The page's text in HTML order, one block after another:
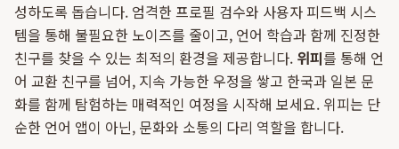
성하도록 돕습니다. 엄격한 프로필 검수와 사용자 피드백 시스
템을 통해 불필요한 노이즈를 줄이고, 언어 학습과 함께 진정한
친구를 찾을 수 있는 최적의 환경을 제공합니다. 위피를 통해 언
어 교환 친구를 넘어, 지속 가능한 우정을 쌓고 한국과 일본 문
화를 함께 탐험하는 매력적인 여정을 시작해 보세요. 위피는 단
순한 언어 앱이 아닌, 문화와 소통의 다리 역할을 합니다.